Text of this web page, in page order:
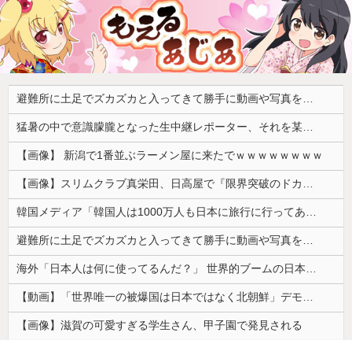
避難所に土足でズカズカと入ってきて勝手に動画や写真を撮影したメディア取材陣、挙句の果てに要求してきたのは……
猛暑の中で意識朦朧となった生中継レポーター、それを某出演者が爆笑しながら現場レポート続行を強制する動画が再注目されて……
【画像】 新潟で1番並ぶラーメン屋に来たでｗｗｗｗｗｗｗｗ
【画像】スリムクラブ真栄田、日高屋で『限界突破のドカ食い』を披露するｗｗｗｗｗｗ
韓国メディア「韓国人は1000万人も日本に旅行に行ってあげるのに、どうして日本人は韓国に来ないのか」自国に魅力がないのを棚に上げて日本を分析
避難所に土足でズカズカと入ってきて勝手に動画や写真を撮影したメディア取材陣、挙句の果てに要求してきたのは……
海外「日本人は何に使ってるんだ？」 世界的ブームの日本の食品、買ってみたものの使い道が分からない外国人が続出
【動画】「世界唯一の被爆国は日本ではなく北朝鮮」デモが開催される
【画像】滋賀の可愛すぎる学生さん、甲子園で発見される